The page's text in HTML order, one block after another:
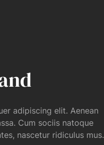
adipiscing elit. Aenean
Cum sociis natoque
nascetur ridiculus mus.